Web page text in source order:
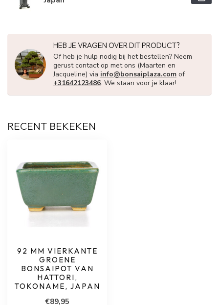
HEB JE VRAGEN OVER DIT PRODUCT?
Of heb je hulp nodig bij het bestellen? Neem
gerust contact op met ons (Maarten en
Jacqueline) via info@bonsaiplaza.com of
+31642123486. We staan voor je klaar!
RECENT BEKEKEN
92 MM VIERKANTE
GROENE
BONSAIPOT VAN
HATTORI,
TOKONAME, JAPAN
€89,95